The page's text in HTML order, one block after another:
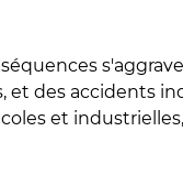
et des accidents
et